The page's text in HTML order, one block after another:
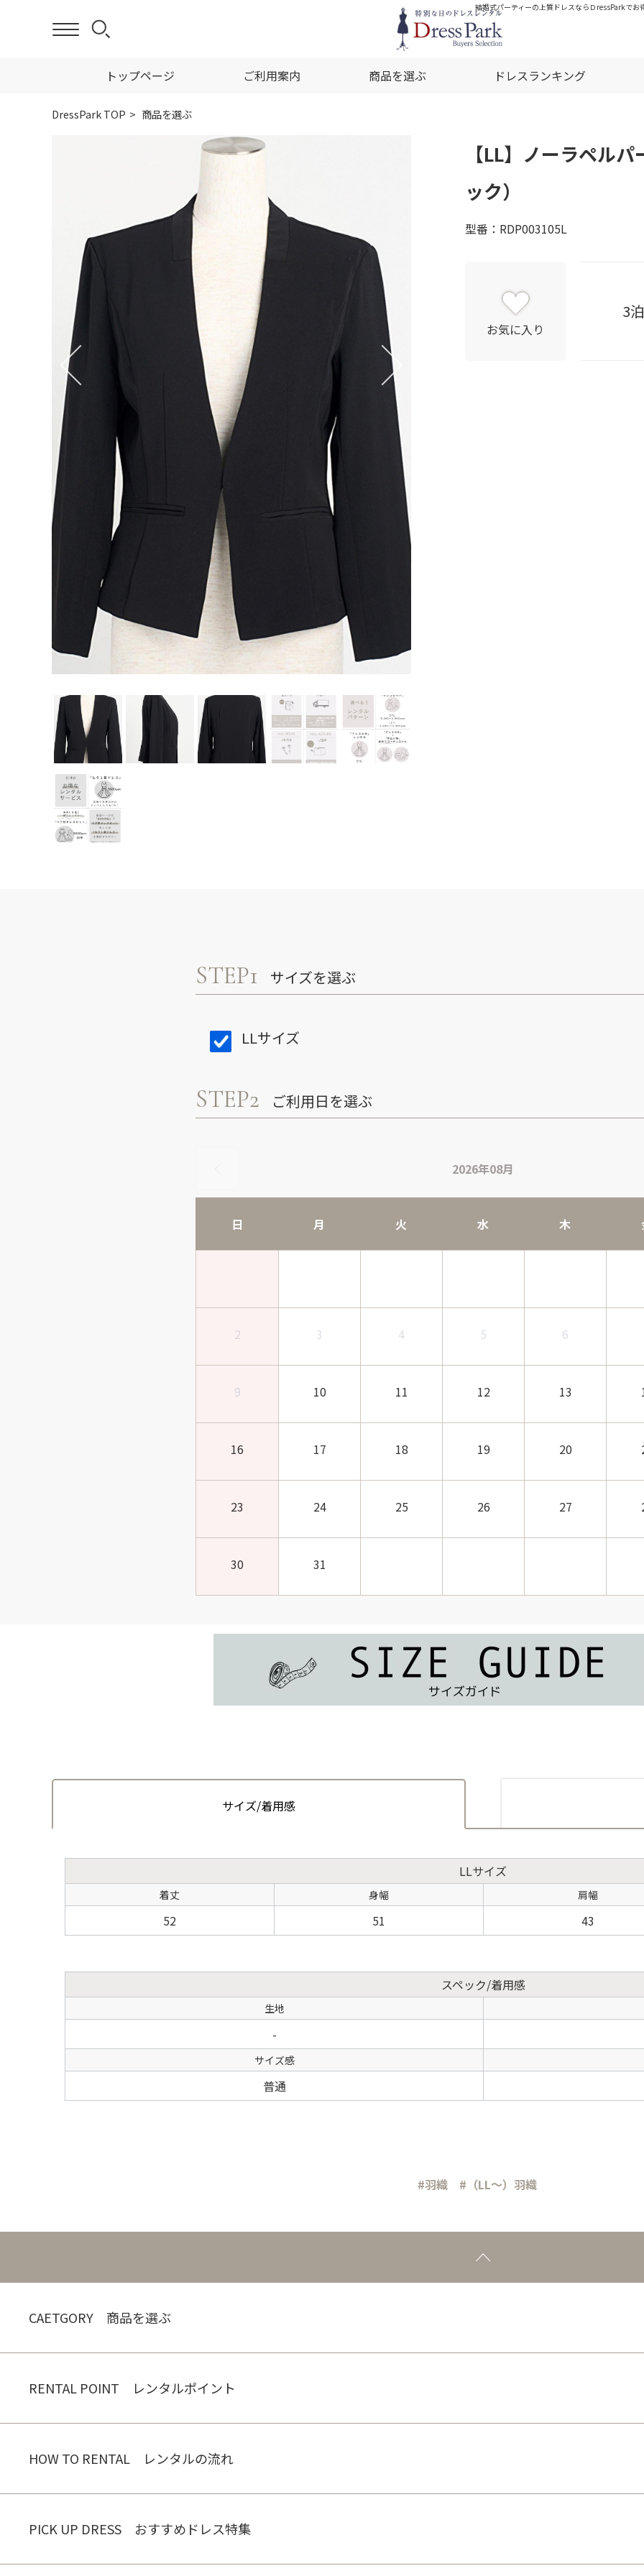
結婚式パーティーの上質ドレスならＤressParkで
トップページ ご利用案内 商品を選ぶ ドレスランキング
DressPark TOP 商品を選ぶ
【LL】ノーラペル
ック）
型番：RDP003105L
お気に入り
3
STEP1 サイズを選ぶ
LLサイズ
STEP2 ご利用日を選ぶ
2026年08月
日 月 火 水 木
2 3 4 5 6
9 10 11 12 13
16 17 18 19 20
23 24 25 26 27
30 31
サイズ/着用感
LLサイズ
着丈 身幅 肩幅
52 51 43
スペック/着用感
生地
-
サイズ感
普通
#羽織 #（LL～）羽織
CAETGORY 商品を選ぶ
RENTAL POINT レンタルポイント
HOW TO RENTAL レンタルの流れ
PICK UP DRESS おすすめドレス特集